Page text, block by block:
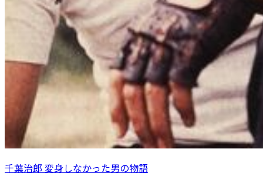
千葉治郎 変身しなかった男の物語